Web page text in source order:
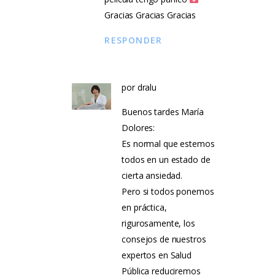
Gracias Gracias Gracias
RESPONDER
pordralu
Buenos tardes María
Dolores:
Es normal que estemos
todos en un estado de
cierta ansiedad.
Pero si todos ponemos
en práctica,
rigurosamente, los
consejos de nuestros
expertos en Salud
Pública reduciremos